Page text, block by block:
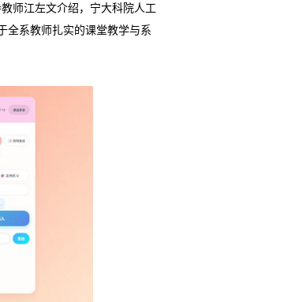
师江左文介绍，宁大科院人工
全系教师扎实的课堂教学与系